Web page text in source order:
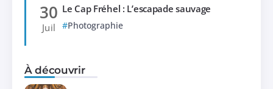
30
Juil
Le Cap Fréhel : L’escapade sauvage
Photographie
À découvrir